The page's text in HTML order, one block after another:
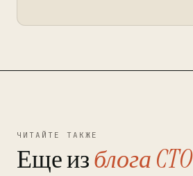
ЧИТАЙТЕ ТАКЖЕ
Еще изблога CTO